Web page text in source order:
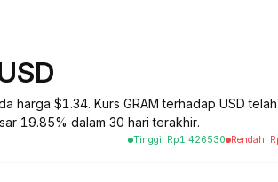
harga $1.34. Kurs GRAM terhadap USD
19.85% dalam 30 hari terakhir.
Tinggi: Rp1.426530 Rendah: